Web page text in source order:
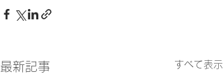
最新記事 すべて表示